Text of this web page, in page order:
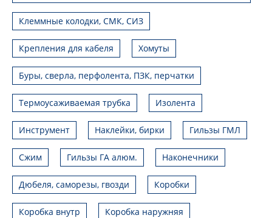
Клеммные колодки, СМК, СИЗ
Крепления для кабеля Хомуты
Буры, сверла, перфолента, ПЗК, перчатки
Термоусаживаемая трубка Изолента
Инструмент Наклейки, бирки Гильзы ГМЛ
Сжим Гильзы ГА алюм. Наконечники
Дюбеля, саморезы, гвозди Коробки
Коробка внутр Коробка наружняя